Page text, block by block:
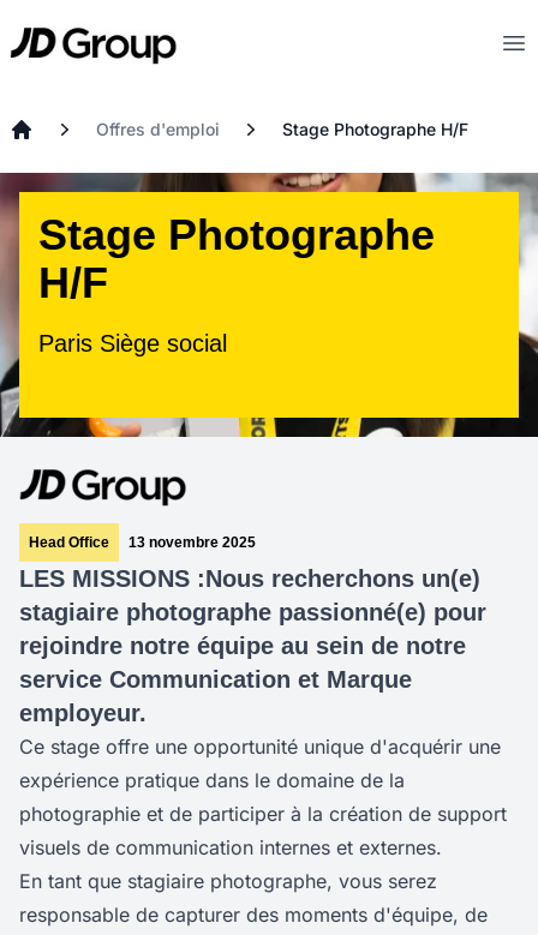
JD
Offres d'emploi Stage Photographe H/F
Stage Photographe
H/F
Paris Siège social
Head Office 13 novembre 2025
LES MISSIONS :Nous recherchons un(e)
stagiaire photographe passionné(e) pour
rejoindre notre équipe au sein de notre
service Communication et Marque
employeur.
Ce stage offre une opportunité unique d'acquérir une
expérience pratique dans le domaine de la
photographie et de participer à la création de support
visuels de communication internes et externes.
En tant que stagiaire photographe, vous serez
responsable de capturer des moments d'équipe, de